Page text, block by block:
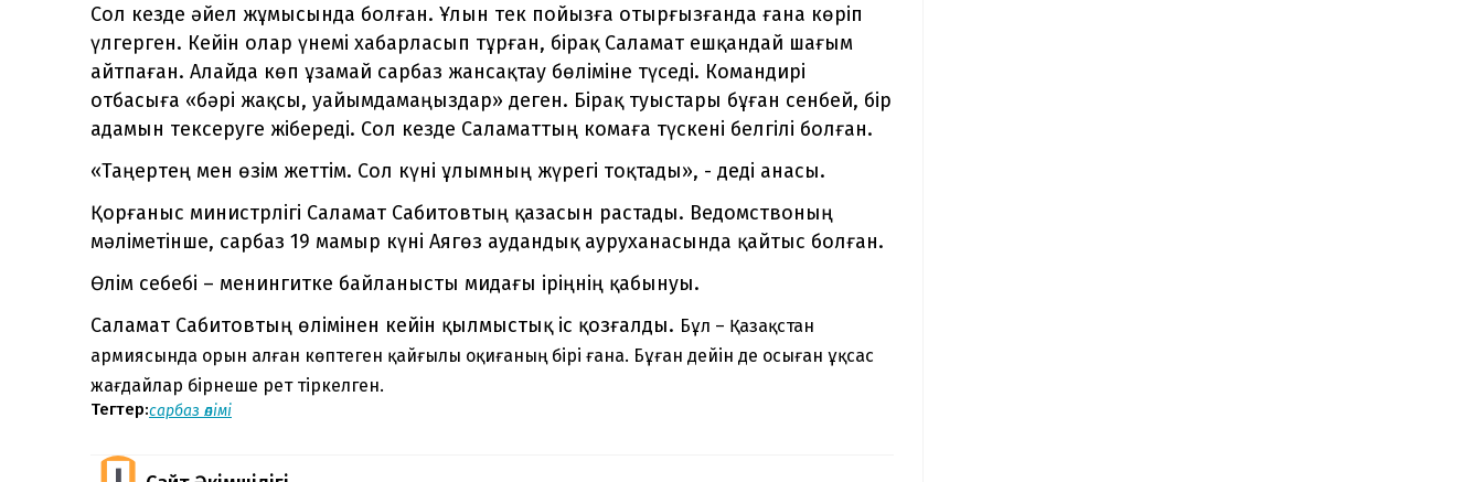
Сол кезде әйел жұмысында болған. Ұлын тек пойызға отырғызғанда ғана көріп
үлгерген. Кейін олар үнемі хабарласып тұрған, бірақ Саламат ешқандай шағым
айтпаған. Алайда көп ұзамай сарбаз жансақтау бөліміне түседі. Командирі
отбасыға «бәрі жақсы, уайымдамаңыздар» деген. Бірақ туыстары бұған сенбей, бір
адамын тексеруге жібереді. Сол кезде Саламаттың комаға түскені белгілі болған.
«Таңертең мен өзім жеттім. Сол күні ұлымның жүрегі тоқтады», - деді анасы.
Қорғаныс министрлігі Саламат Сабитовтың қазасын растады. Ведомствоның
мәліметінше, сарбаз 19 мамыр күні Аягөз аудандық ауруханасында қайтыс болған.
Өлім себебі – менингитке байланысты мидағы іріңнің қабынуы.
Саламат Сабитовтың өлімінен кейін қылмыстық іс қозғалды. Бұл – Қазақстан
армиясында орын алған көптеген қайғылы оқиғаның бірі ғана. Бұған дейін де осыған ұқсас
жағдайлар бірнеше рет тіркелген.
Тегтер:сарбаз өлімі